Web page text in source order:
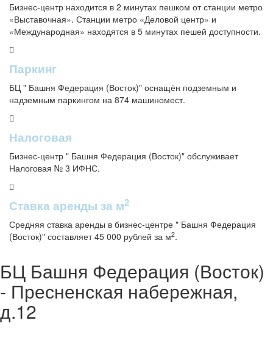
Бизнес-центр находится в 2 минутах пешком от станции метро
«Выставочная». Станции метро «Деловой центр» и
«Международная» находятся в 5 минутах пешей доступности.
Паркинг
БЦ " Башня Федерация (Восток)" оснащён подземным и
надземным паркингом на 874 машиномест.
Налоговая
Бизнес-центр " Башня Федерация (Восток)" обслуживает
Налоговая № 3 ИФНС.
Ставка аренды за м2
Средняя ставка аренды в бизнес-центре " Башня Федерация
(Восток)" составляет 45 000 рублей за м2.
БЦ Башня Федерация (Восток)
- Пресненская набережная,
д.12